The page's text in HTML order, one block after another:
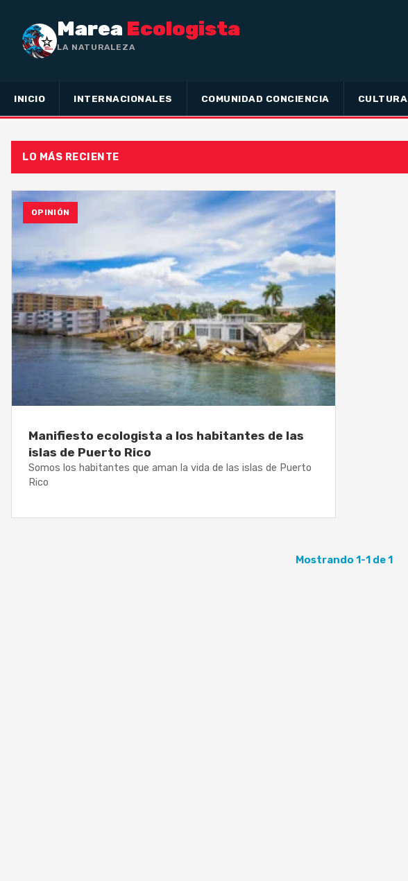
Marea Ecologista
LA NATURALEZA NO HA H
INICIO INTERNACIONALES COMUNIDAD CONCIENCIA CULTURA
LO MÁS RECIENTE
OPINIÓN
Manifiesto ecologista a los habitantes de las
islas de Puerto Rico
Somos los habitantes que aman la vida de las islas de Puerto
Rico
Mostrando 1-1 de 1